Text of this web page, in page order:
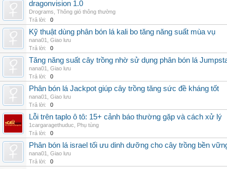
dragonvision 1.0
Drograms Thông gió thông thường
Trả lời:
0
Kỹ thuật dùng phân bón lá kali bo tăng năng suất mùa vụ
nana01
Giao lưu
Trả lời:
0
Tăng năng suất cây trồng nhờ sử dụng phân bón lá
nana01
Giao lưu
Trả lời:
0
Phân bón lá Jackpot giúp cây trồng tăng sức đề kháng tốt
nana01
Giao lưu
Trả lời:
0
Lỗi trên taplo ô tô: 15+ cảnh báo thường gặp và cách xử lý
1cargaragethuduc
Phụ tùng
Trả lời:
0
Phân bón lá israel tối ưu dinh dưỡng cho cây trồng bền
nana01
Giao lưu
Trả lời:
0